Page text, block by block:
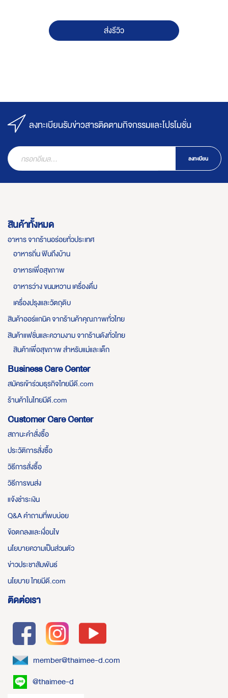
ส่งรีวิว
ลงทะเบียนรับข่าวสารติดตามกิจกรรมและโปรโมชั่น
ลงทะเบียน
สินค้าทั้งหมด
อาหาร จากร้านอร่อยทั่วประเทศ
อาหารถิ่น ฟินถึงบ้าน
อาหารเพื่อสุขภาพ
อาหารว่าง ขนมหวาน เครื่องดื่ม
เครื่องปรุงและวัตถุดิบ
สินค้าออร์แกนิค จากร้านค้าคุณภาพทั่วไทย
สินค้าแฟชั่นและความงาม จากร้านดังทั่วไทย
สินค้าเพื่อสุขภาพ สำหรับแม่และเด็ก
Business Care Center
สมัครเข้าร่วมธุรกิจไทยมีดี.com
ร้านค้าในไทยมีดี.com
Customer Care Center
สถานะคำสั่งซื้อ
ประวัติการสั่งซื้อ
วิธีการสั่งซื้อ
วิธีการขนส่ง
แจ้งชำระเงิน
Q&A คำถามที่พบบ่อย
ข้อตกลงและเงื่อนไข
นโยบายความเป็นส่วนตัว
ข่าวประชาสัมพันธ์
นโยบาย ไทยมีดี.com
ติดต่อเรา
member@thaimee-d.com
@thaimee-d